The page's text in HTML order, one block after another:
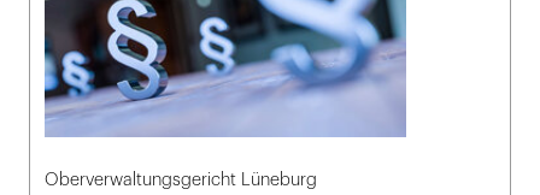
Oberverwaltungsgericht Lüneburg